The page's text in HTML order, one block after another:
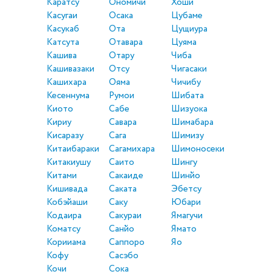
Касугаи
Касукаб
Катсута
Кашива
Кашивазаки
Кашихара
Кесеннума
Киото
Кириу
Кисаразу
Китаибараки
Китакиушу
Китами
Кишивада
Кобэйаши
Кодаира
Коматсу
Корииама
Кофу
Кочи
Осака
Ота
Отавара
Отару
Отсу
Ояма
Румои
Сабе
Савара
Сага
Сагамихара
Саито
Сакаиде
Саката
Саку
Сакураи
Санйо
Саппоро
Сасэбо
Сока
Цубаме
Цущиура
Цуяма
Чиба
Чигасаки
Чичибу
Шибата
Шизуока
Шимабара
Шимизу
Шимоносеки
Шингу
Шинйо
Эбетсу
Юбари
Ямагучи
Ямато
Яо